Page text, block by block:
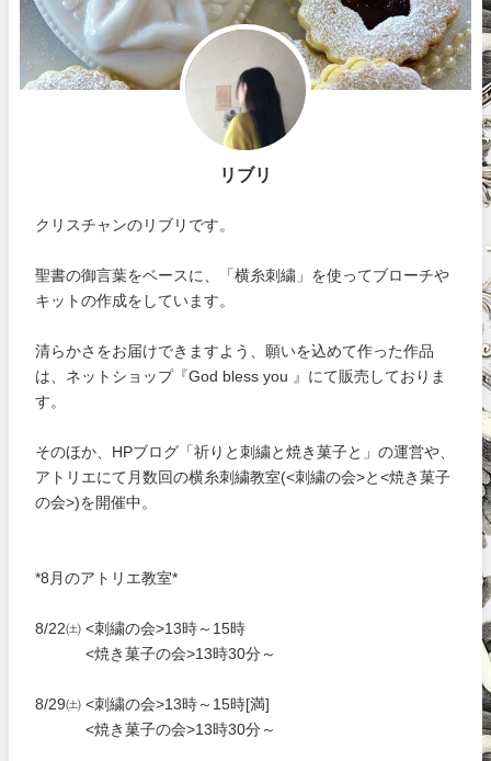
リブリ
クリスチャンのリブリです。
聖書の御言葉をベースに、「横糸刺繍」を使ってブローチや
キットの作成をしています。
清らかさをお届けできますよう、願いを込めて作った作品
は、ネットショップ『God bless you 』にて販売しておりま
す。
そのほか、HPブログ「祈りと刺繍と焼き菓子と」の運営や、
アトリエにて月数回の横糸刺繍教室(<刺繍の会>と<焼き菓子
の会>)を開催中。
*8月のアトリエ教室*
8/22㈯ <刺繍の会>13時～15時
<焼き菓子の会>13時30分～
8/29㈯ <刺繍の会>13時～15時[満]
<焼き菓子の会>13時30分～